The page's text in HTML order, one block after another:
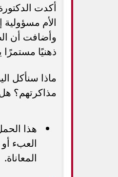
أكدت
الأم مسؤولية
وأضافت أن
ذهنيًا
ماذا سنأكل
مذاكرتهم؟
هذا
العبء
المعاناة.